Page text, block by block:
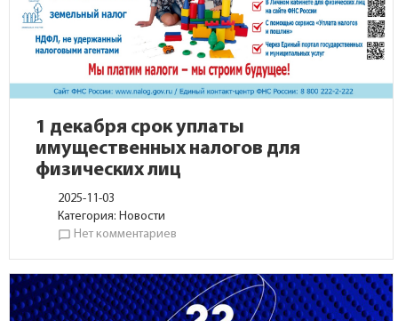
1 декабря срок уплаты
имущественных налогов для
физических лиц
2025-11-03
Категория:Новости
chat_bubble_outline Нет комментариев